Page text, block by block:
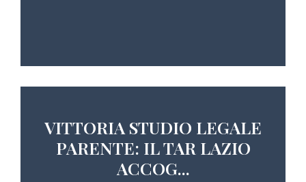
VITTORIA STUDIO LEGALE
PARENTE: IL TAR LAZIO
ACCOG...